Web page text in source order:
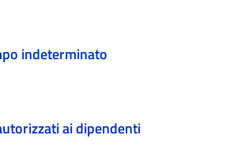
indeterminato
ai dipendenti